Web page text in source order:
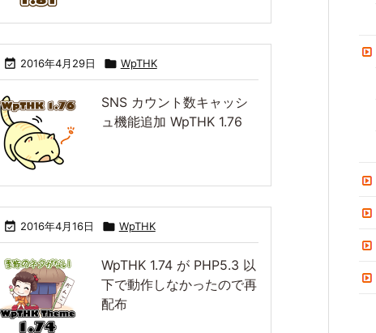
 2016年4月29日  WpTHK
SNS カウント数キャッシ
ュ機能追加 WpTHK 1.76
 2016年4月16日  WpTHK
WpTHK 1.74 が PHP5.3 以
下で動作しなかったので再
配布